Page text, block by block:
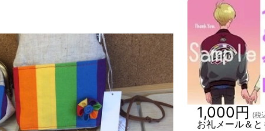
お礼メール＆
1,000円 (税